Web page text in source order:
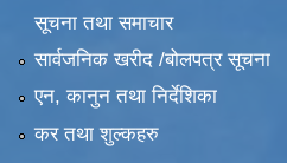
सूचना तथा समाचार
सार्वजनिक खरीद /बोलपत्र सूचना
एन, कानुन तथा निर्देशिका
कर तथा शुल्कहरु